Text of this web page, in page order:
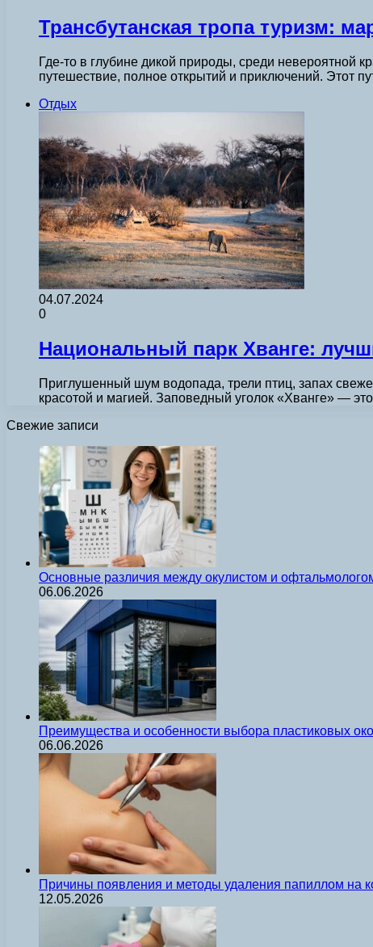
Трансбутанская тропа туризм:
Где-то в глубине дикой природы, среди невероятной
путешествие, полное открытий и приключений. Этот
Отдых
04.07.2024
0
Национальный парк Хванге:
Приглушенный шум водопада, трели птиц, запах
красотой и магией. Заповедный уголок «Хванге» —
Свежие записи
Основные различия между окулистом и
06.06.2026
Преимущества и особенности выбора пластиковых
06.06.2026
Причины появления и методы удаления папиллом на
12.05.2026